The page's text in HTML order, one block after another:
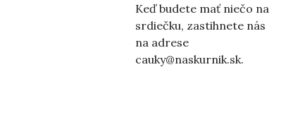
Keď budete mať niečo na
srdiečku, zastihnete nás
na adrese
cauky@naskurnik.sk.